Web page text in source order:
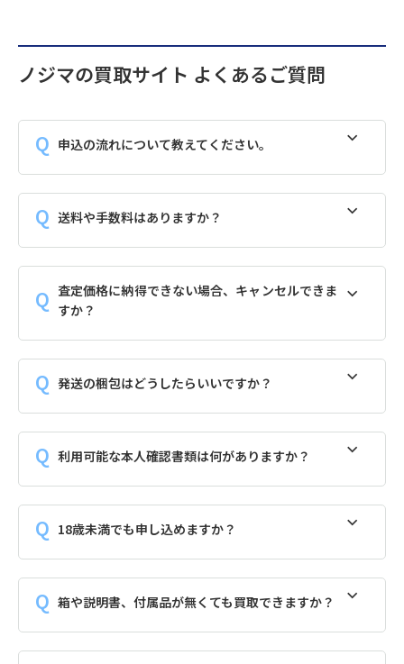
ノジマの買取サイト よくあるご質問
申込の流れについて教えてください。
送料や手数料はありますか？
査定価格に納得できない場合、キャンセルできま
すか？
発送の梱包はどうしたらいいですか？
利用可能な本人確認書類は何がありますか？
18歳未満でも申し込めますか？
箱や説明書、付属品が無くても買取できますか？